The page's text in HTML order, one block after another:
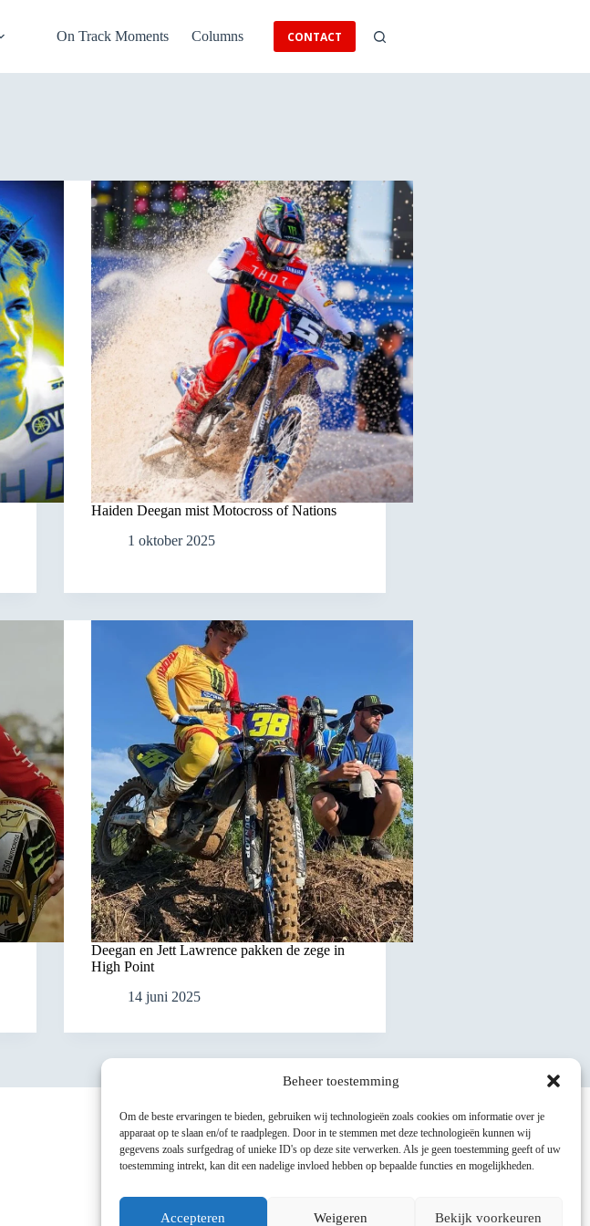
Beheer toestemming
Om de beste ervaringen te bieden, gebruiken wij technologieën zoals cookies om informatie over je
apparaat op te slaan en/of te raadplegen. Door in te stemmen met deze technologieën kunnen wij
gegevens zoals surfgedrag of unieke ID's op deze site verwerken. Als je geen toestemming geeft of uw
toestemming intrekt, kan dit een nadelige invloed hebben op bepaalde functies en mogelijkheden.
Accepteren Weigeren Bekijk voorkeuren
On Track Moments Columns CONTACT
Haiden Deegan mist Motocross of Nations
1 oktober 2025
Deegan en Jett Lawrence pakken de zege in
High Point
14 juni 2025